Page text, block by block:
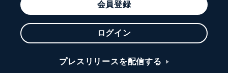
会員登録
ログイン
プレスリリースを配信する